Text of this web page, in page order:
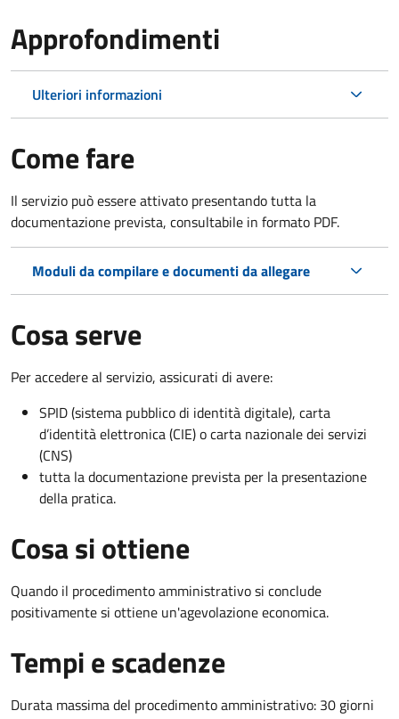
Approfondimenti
Ulteriori informazioni
Come fare
Il servizio può essere attivato presentando tutta la
documentazione prevista, consultabile in formato PDF.
Moduli da compilare e documenti da allegare
Cosa serve
Per accedere al servizio, assicurati di avere:
SPID (sistema pubblico di identità digitale), carta
d’identità elettronica (CIE) o carta nazionale dei servizi
(CNS)
tutta la documentazione prevista per la presentazione
della pratica.
Cosa si ottiene
Quando il procedimento amministrativo si conclude
positivamente si ottiene un'agevolazione economica.
Tempi e scadenze
Durata massima del procedimento amministrativo: 30 giorni